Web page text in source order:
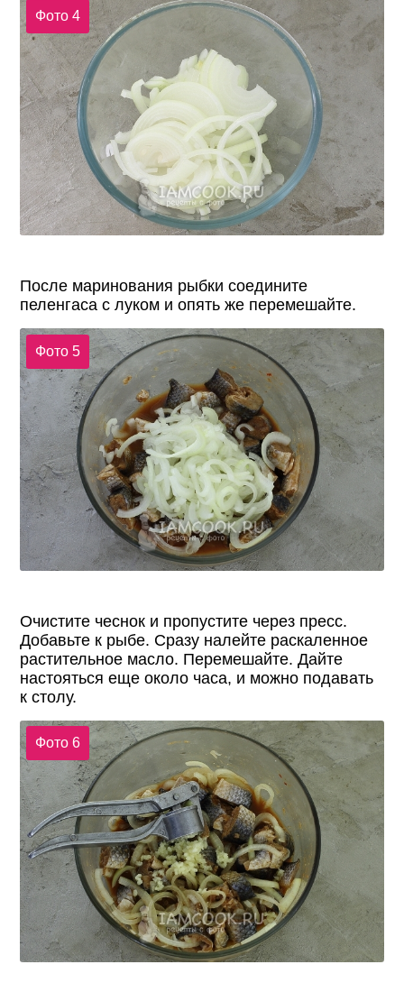
Фото 4
После маринования рыбки соедините
пеленгаса с луком и опять же перемешайте.
Фото 5
Очистите чеснок и пропустите через пресс.
Добавьте к рыбе. Сразу налейте раскаленное
растительное масло. Перемешайте. Дайте
настояться еще около часа, и можно подавать
к столу.
Фото 6